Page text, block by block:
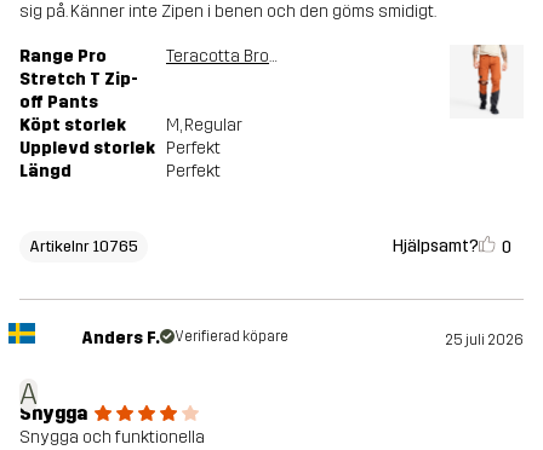
sig på. Känner inte Zipen i benen och den göms smidigt.
Range Pro
Stretch T Zip-
off Pants
Teracotta Brown/Anthracite
Köpt storlek M, Regular
Upplevd storlek Perfekt
Längd
Perfekt
Artikelnr 10765 Hjälpsamt? 0
A
Anders F. Verifierad köpare 25 juli 2026
Snygga
Snygga och funktionella